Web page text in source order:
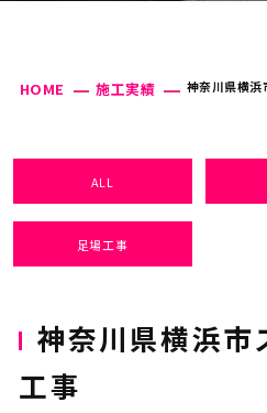
HOME 施工実績 神奈川県横浜
ALL
足場工事
神奈川県横浜市
工事